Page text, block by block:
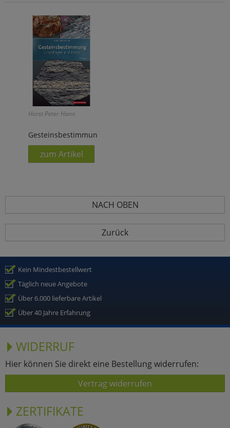
Horst Peter Hann
Gesteinsbestimmung
zum Artikel
NACH OBEN
Zurück
Kein Mindestbestellwert
Täglich neue Angebote
Über 6.000 lieferbare Artikel
Über 40 Jahre Erfahrung
WIDERRUF
Hier können Sie direkt eine Bestellung widerrufen:
Vertrag widerrufen
ZERTIFIKATE